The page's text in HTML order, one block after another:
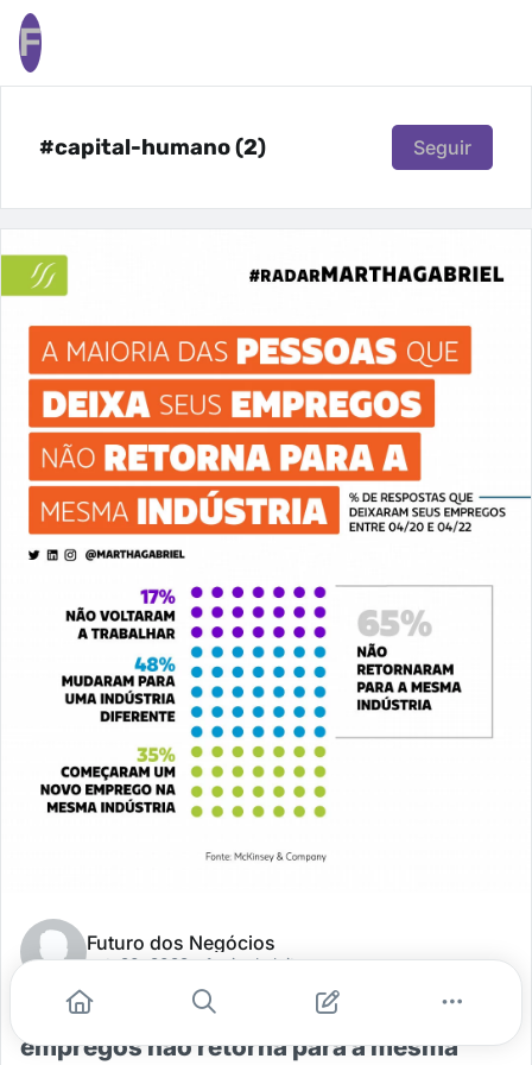
F
#capital-humano (2) Seguir
Futuro dos Negócios
out. 20, 2022- 1 min de leitura
A maioria das pessoas que deixa seus
empregos não retorna para a mesma